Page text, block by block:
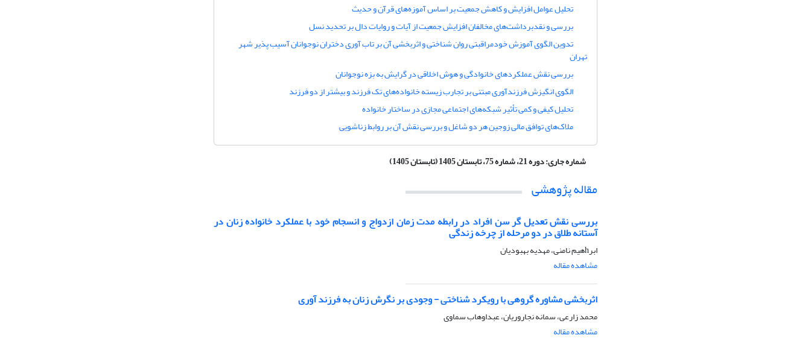
تحلیل عوامل افزایش و کاهش جمعیت بر اساس آموزه‌های قرآن و حدیث
بررسی و نقدبرداشت‌های مخالفان افزایش جمعیت از آیات و روایات دال بر تحدید نسل
تدوین الگوی آموزش خودمراقبتی روان شناختی و اثربخشی آن بر تاب آوری دختران نوجوانان آسیب پذیر شهر
تهران
بررسی نقش عملکردهای خانوادگی و هوش اخلاقی در گرایش به بزه نوجوانان
الگوی انگیزش فرزندآوری مبتنی بر تجارب زیسته خانواده‌های تک فرزند و بیشتر از دو فرزند
تحلیل کیفی و کمی تأثیر شبکه‌های اجتماعی مجازی در ساختار خانواده
ملاک‌های توافق مالی زوجین هر دو شاغل و بررسی نقش آن بر روابط زناشویی
شماره جاری:دوره 21، شماره 75، تابستان 1405 (تابستان 1405)
مقاله پژوهشی
بررسی نقش تعدیل گر سن افراد در رابطه مدت زمان ازدواج و انسجام خود با عملکرد خانواده زنان در
آستانه طلاق در دو مرحله از چرخه زندگی
ابرhهیم نامنی، مهدیه بهبودیان
مشاهده مقاله
اثر‌‌بخشی مشاوره گروهی با رویکرد شناختی - وجودی بر نگرش زنان به فرزند آوری
محمد زارعی، سمانه نجاروریان، عبداوهاب سماوی
مشاهده مقاله